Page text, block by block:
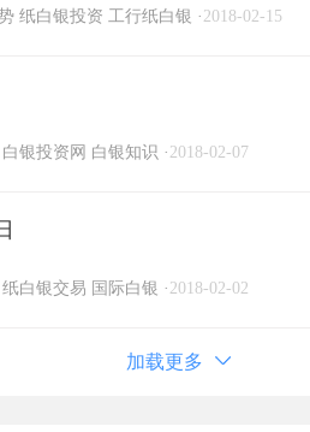
纸白银投资 工行纸白银 · 2018-02-15
白银投资网 白银知识 · 2018-02-07
纸白银交易 国际白银 · 2018-02-02
加载更多